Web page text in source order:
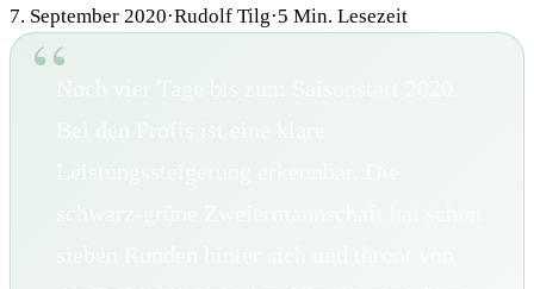
7. September 2020·Rudolf Tilg·5 Min. Lesezeit